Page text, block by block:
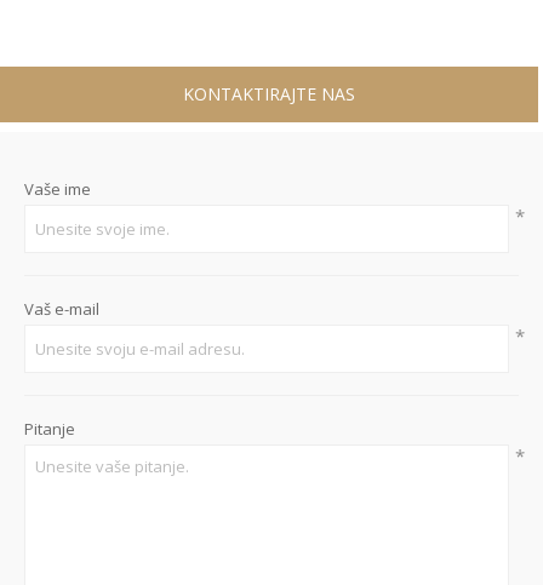
KONTAKTIRAJTE NAS
Vaše ime
*
Vaš e-mail
*
Pitanje
*